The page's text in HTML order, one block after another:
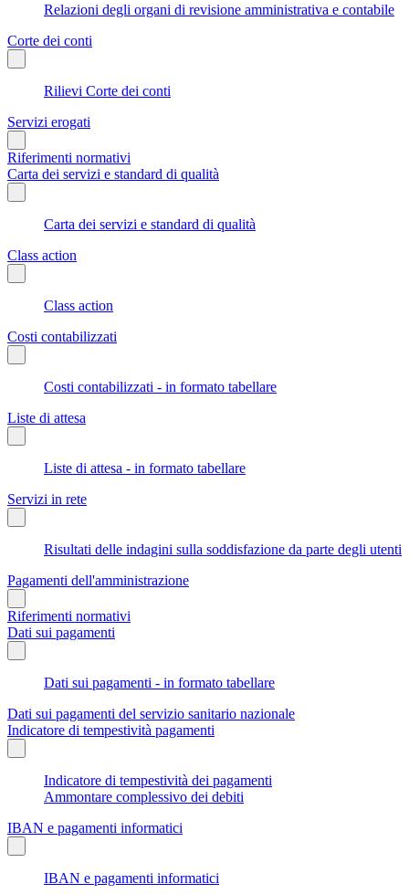
Relazioni degli organi di revisione amministrativa e contabile
Corte dei conti
Rilievi Corte dei conti
Servizi erogati
Riferimenti normativi
Carta dei servizi e standard di qualità
Carta dei servizi e standard di qualità
Class action
Class action
Costi contabilizzati
Costi contabilizzati - in formato tabellare
Liste di attesa
Liste di attesa - in formato tabellare
Servizi in rete
Risultati delle indagini sulla soddisfazione da parte degli utenti
Pagamenti dell'amministrazione
Riferimenti normativi
Dati sui pagamenti
Dati sui pagamenti - in formato tabellare
Dati sui pagamenti del servizio sanitario nazionale
Indicatore di tempestività pagamenti
Indicatore di tempestività dei pagamenti
Ammontare complessivo dei debiti
IBAN e pagamenti informatici
IBAN e pagamenti informatici